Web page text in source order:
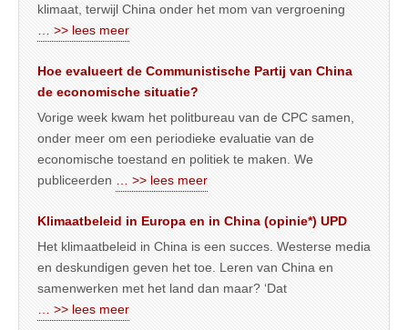
klimaat, terwijl China onder het mom van vergroening
… >> lees meer
Hoe evalueert de Communistische Partij van China
de economische situatie?
Vorige week kwam het politbureau van de CPC samen,
onder meer om een periodieke evaluatie van de
economische toestand en politiek te maken. We
publiceerden
… >> lees meer
Klimaatbeleid in Europa en in China (opinie*) UPD
Het klimaatbeleid in China is een succes. Westerse media
en deskundigen geven het toe. Leren van China en
samenwerken met het land dan maar? ‘Dat
… >> lees meer